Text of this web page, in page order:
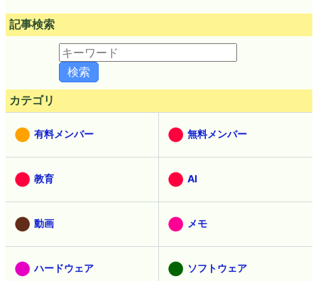
記事検索
カテゴリ
有料メンバー 無料メンバー
教育 AI
動画 メモ
ハードウェア ソフトウェア